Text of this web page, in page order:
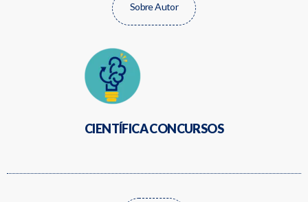
Sobre Autor
CIENTÍFICA CONCURSOS